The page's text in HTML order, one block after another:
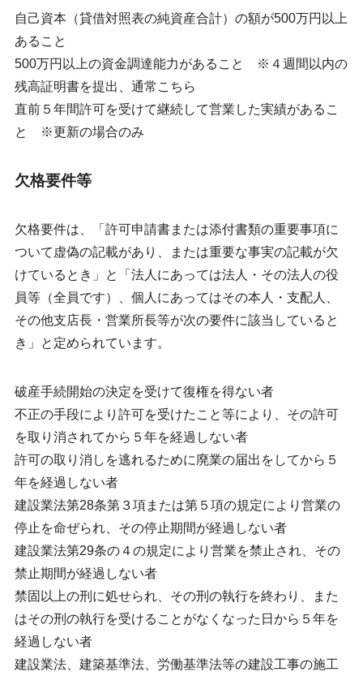
自己資本（貸借対照表の純資産合計）の額が500万円以上
あること
500万円以上の資金調達能力があること ※４週間以内の
残高証明書を提出、通常こちら
直前５年間許可を受けて継続して営業した実績があるこ
と ※更新の場合のみ
欠格要件等
欠格要件は、「許可申請書または添付書類の重要事項に
ついて虚偽の記載があり、または重要な事実の記載が欠
けているとき」と「法人にあっては法人・その法人の役
員等（全員です）、個人にあってはその本人・支配人、
その他支店長・営業所長等が次の要件に該当していると
き」と定められています。
破産手続開始の決定を受けて復権を得ない者
不正の手段により許可を受けたこと等により、その許可
を取り消されてから５年を経過しない者
許可の取り消しを逃れるために廃業の届出をしてから５
年を経過しない者
建設業法第28条第３項または第５項の規定により営業の
停止を命ぜられ、その停止期間が経過しない者
建設業法第29条の４の規定により営業を禁止され、その
禁止期間が経過しない者
禁固以上の刑に処せられ、その刑の執行を終わり、また
はその刑の執行を受けることがなくなった日から５年を
経過しない者
建設業法、建築基準法、労働基準法等の建設工事の施工